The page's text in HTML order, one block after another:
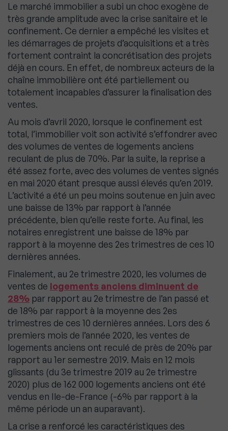
Le marché immobilier a subi un choc exogène de
très grande amplitude avec la crise sanitaire et le
confinement. Ce dernier a empêché les visites et
les démarrages de projets d’acquisitions et a très
fortement contraint la concrétisation des projets
déjà en cours. En effet, de nombreux acteurs de la
chaîne immobilière ont été partiellement ou
totalement incapables d’assurer la finalisation des
ventes.
Au mois d’avril 2020, lorsque le confinement est
total, l’immobilier voit son activité s’effondrer avec
des volumes de ventes de logements anciens
reculant de plus de 70%. Par la suite, la reprise a
été assez forte, avec des volumes de ventes signés
en mai 2020 étant presque aussi élevés qu’en 2019.
L’activité a été un peu moins soutenue en juin avec
une baisse de 13% par rapport à l’année
précédente, bien qu’elle reste forte. Au final, les
notaires enregistrent une baisse de 18% par
rapport à la moyenne des 2es trimestres de ces 10
dernières années.
Finalement, au 2e trimestre 2020, les volumes de
ventes de logements anciens diminuent de
28% par rapport au 2e trimestre de l’an passé et
de 18% par rapport à la moyenne des 2es
trimestres de ces 10 dernières années. Lors des 6
premiers mois de l’année 2020, les ventes de
logements anciens ont reculé de près de 20% par
rapport au 1er semestre 2019. Mais en 12 mois
glissants (du 3e trimestre 2019 au 2e trimestre
2020) plus de 162 000 logements anciens ont été
vendus en Ile-de-France (-6% par rapport à la
même période un an auparavant).
La crise a renforcé les caractéristiques des